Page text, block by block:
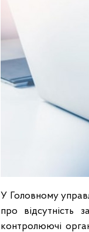
У Головному
про відсутність
контролюючі